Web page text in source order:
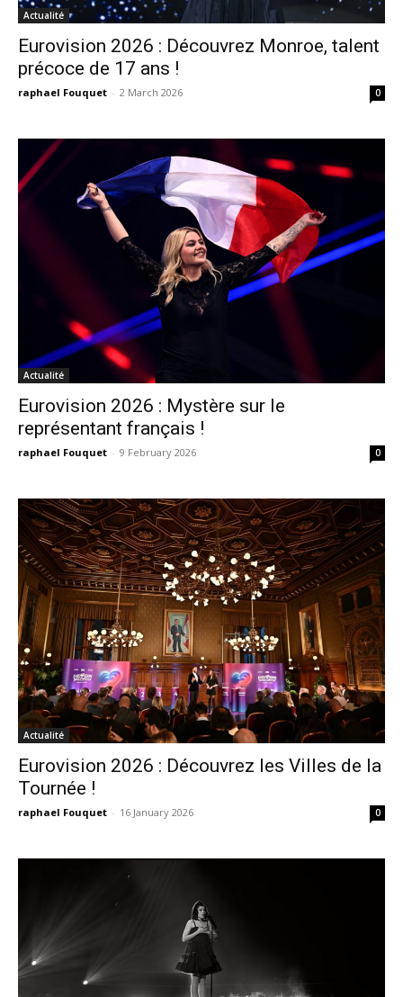
Actualité
Eurovision 2026 : Découvrez Monroe, talent
précoce de 17 ans !
raphael Fouquet - 2 March 2026 0
Actualité
Eurovision 2026 : Mystère sur le
représentant français !
raphael Fouquet - 9 February 2026 0
Actualité
Eurovision 2026 : Découvrez les Villes de la
Tournée !
raphael Fouquet - 16 January 2026 0